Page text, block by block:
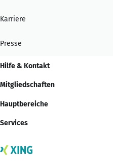
Karriere
Presse
Hilfe & Kontakt
Mitgliedschaften
Hauptbereiche
Services